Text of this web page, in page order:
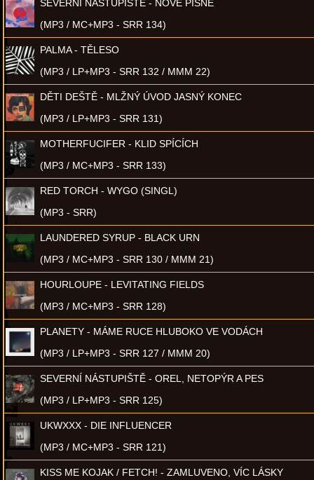
SEVERNÍ NÁSTUPIŠTĚ - NOVÉ PÍSNĚ
(MP3 / MC+MP3 - SRR 134)
PALMA - TĚLESO
(MP3 / LP+MP3 - SRR 132 / MMM 22)
DĚTI DEŠTĚ - MLŽNÝ ÚVOD JASNÝ KONEC
(MP3 / LP+MP3 - SRR 131)
MOTHERFUCIFER - KLID SPÍCÍCH
(MP3 / MC+MP3 - SRR 133)
RED TORCH - WYGO (SINGL)
(MP3 - SRR)
LAUNDERED SYRUP - BLACK URN
(MP3 / MC+MP3 - SRR 130 / MMM 21)
HOURLOUPE - LEVITATING FIELDS
(MP3 / MC+MP3 - SRR 128)
PLANETY - MÁME RUCE HLUBOKO VE VODÁCH
(MP3 / LP+MP3 - SRR 127 / MMM 20)
SEVERNÍ NÁSTUPIŠTĚ - OREL, NETOPÝR A PES
(MP3 / LP+MP3 - SRR 125)
UKWXXX - DIE INFLUENCER
(MP3 / MC+MP3 - SRR 121)
KISS ME KOJAK / FETCH! - ZAMLUVENO, VÍC LÁSKY